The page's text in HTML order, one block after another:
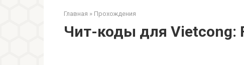
Главная » Прохождения
Чит-коды для Vietcong: